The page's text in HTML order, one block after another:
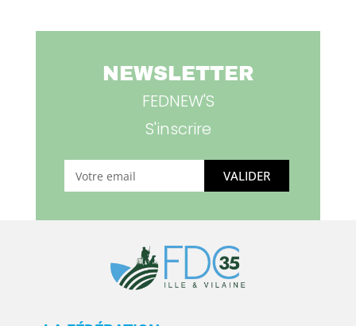
NEWSLETTER
FEDNEW'S
S'inscrire
VALIDER